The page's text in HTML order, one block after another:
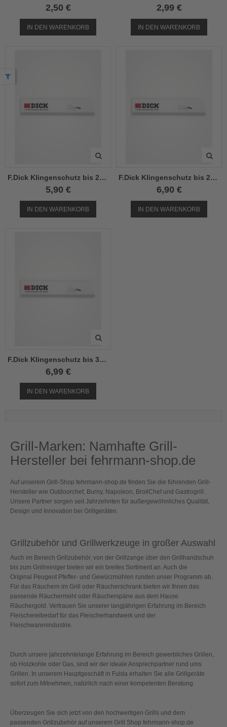
2,50 €
IN DEN WARENKORB
2,99 €
IN DEN WARENKORB
F.Dick Klingenschutz bis 21cm
5,90 €
IN DEN WARENKORB
F.Dick Klingenschutz bis 26cm
6,90 €
IN DEN WARENKORB
F.Dick Klingenschutz bis 30cm
6,99 €
IN DEN WARENKORB
Grill-Marken: Namhafte Grill-
Hersteller bei fehrmann-shop.de
Auf unserem Grill-Shop fehrmann-shop.de finden Sie die führenden Grill-
Hersteller wie Outdoorchef, Burny, Napoleon, BroilChef und Gastrogrill.
Unsere Partner sorgen seit Jahrzehnten für außergewöhnliches Qualität,
Design und Innovation bei Grillgeräten.
Grillzubehör und Grillwerkzeuge in großer Auswahl
Auch im Bereich Grillzubehör, von der Grillzange über den Grillhandschuh
bis zum Grillreiniger bieten wir ein breites Sortiment an. Auch die
Original Peugeot Pfeffer- und Gewürzmühlen runden unser Programm ab.
Für das Räuchern im Grill oder Räucherschrank bieten wir Ihnen das
passende Räuchermehl oder Räucherspäne aus dem Hause
Räuchergold. Vertrauen Sie unserer langjährigen Erfahrung im Bereich
Fleischereibedarf für das Fleischerhandwerk und der
Fleischwarenindustrie.
Durch unsere jahrzehntelange Erfahrung im Bereich gewerbliches Grillen,
ob Holzkohle oder Gas, sind wir der ideale Ansprechpartner rund ums
Grillen. In unserem Hauptgeschäft in Fulda erhalten Sie alle Grillgeräte
sofort zum Mitnehmen, natürlich nach einer kompetenten Beratung.
Überzeugen Sie sich jetzt von den hochwertigen Grills und dem
passenden Grillzubehör auf unserem Grill Shop fehrmann-shop.de